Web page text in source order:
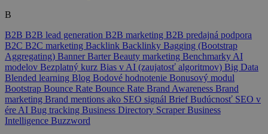
B
B2B B2B lead generation B2B marketing B2B predajná podpora
B2C B2C marketing Backlink Backlinky Bagging (Bootstrap
Aggregating) BannerBarterBeauty marketing Benchmarky AI
modelov Bezplatný kurz Bias v AI (zaujatosť algoritmov) Big Data
Blended learning Blog Bodové hodnotenie Bonusový modul
Bootstrap Bounce Rate Bounce Rate Brand Awareness Brand
marketing Brand mentions ako SEO signál BriefBudúcnosť SEO v
ére AI Bug tracking Business Directory ScraperBusiness
Intelligence Buzzword